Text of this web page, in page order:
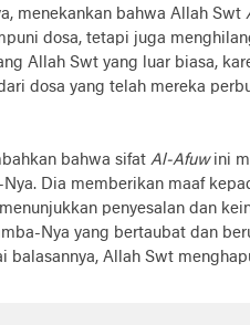
menekankan bahwa Allah Swt
dosa, tetapi juga
Allah Swt yang luar biasa,
dosa yang telah mereka
bahwa sifat Al-Afuwini
Dia memberikan maaf
penyesalan dan
Nya yang bertaubat dan
balasannya, Allah Swt